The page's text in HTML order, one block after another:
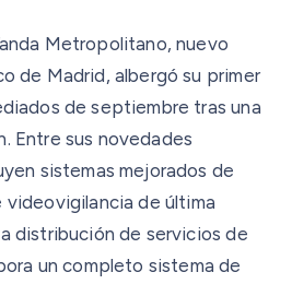
Metropolitano, nuevo
de Madrid, albergó su primer
de septiembre tras una
Entre sus novedades
sistemas mejorados de
videovigilancia de última
distribución de servicios de
un completo sistema de